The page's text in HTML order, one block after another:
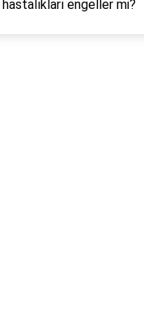
hastalıkları engeller mi?